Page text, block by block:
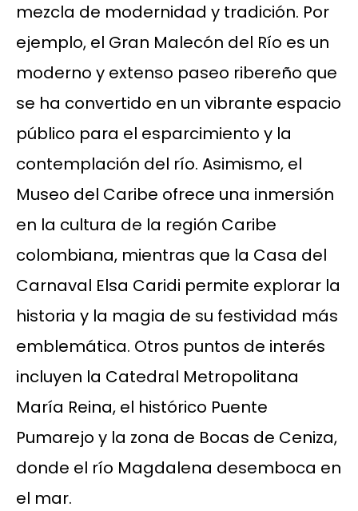
mezcla de modernidad y tradición. Por
ejemplo, el Gran Malecón del Río es un
moderno y extenso paseo ribereño que
se ha convertido en un vibrante espacio
público para el esparcimiento y la
contemplación del río. Asimismo, el
Museo del Caribe ofrece una inmersión
en la cultura de la región Caribe
colombiana, mientras que la Casa del
Carnaval Elsa Caridi permite explorar la
historia y la magia de su festividad más
emblemática. Otros puntos de interés
incluyen la Catedral Metropolitana
María Reina, el histórico Puente
Pumarejo y la zona de Bocas de Ceniza,
donde el río Magdalena desemboca en
el mar.